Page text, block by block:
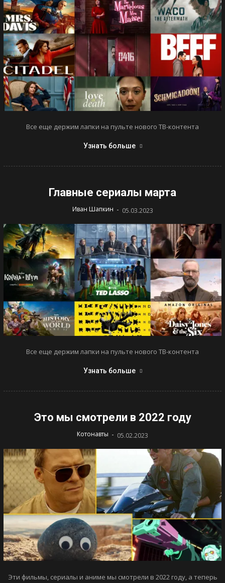
Все еще держим лапки на пульте нового ТВ-контента
Узнать больше
Главные сериалы марта
Иван Шапкин - 05.03.2023
Все еще держим лапки на пульте нового ТВ-контента
Узнать больше
Это мы смотрели в 2022 году
Котонавты - 05.02.2023
Эти фильмы, сериалы и аниме мы смотрели в 2022 году, а теперь